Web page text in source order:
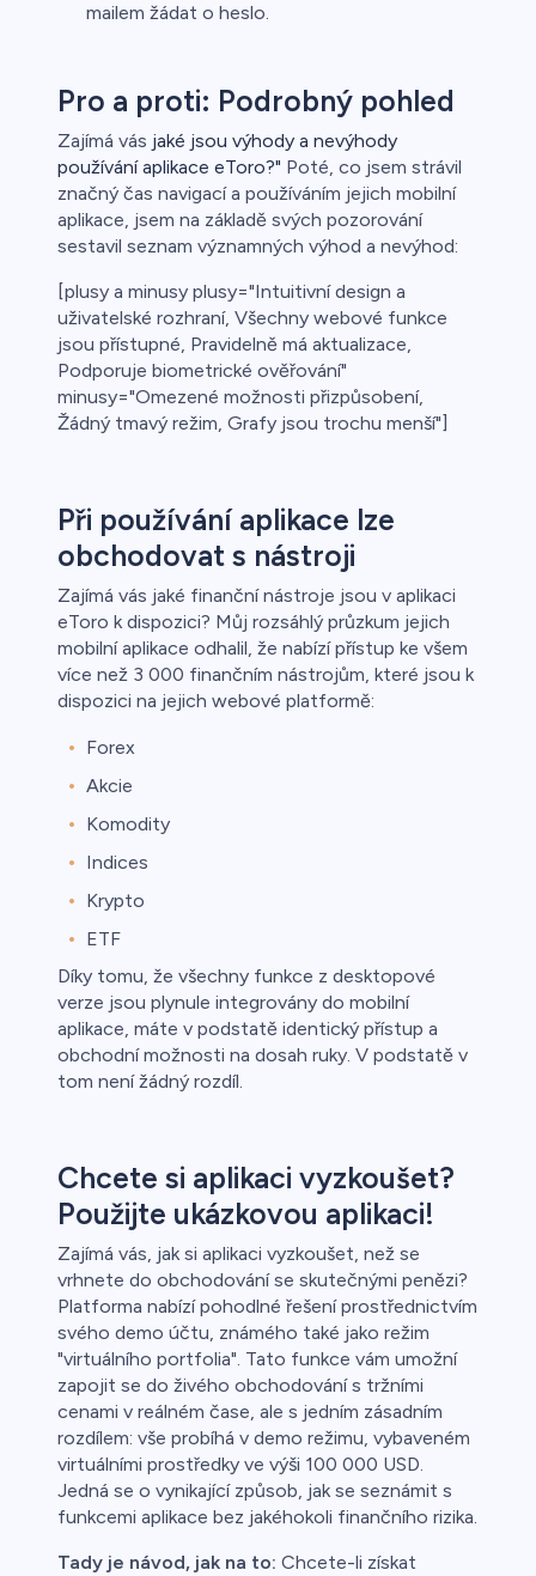
mailem žádat o heslo.
Pro a proti: Podrobný pohled
Zajímá vás jaké jsou výhody a nevýhody
používání aplikace eToro?" Poté, co jsem strávil
značný čas navigací a používáním jejich mobilní
aplikace, jsem na základě svých pozorování
sestavil seznam významných výhod a nevýhod:
[plusy a minusy plusy="Intuitivní design a
uživatelské rozhraní, Všechny webové funkce
jsou přístupné, Pravidelně má aktualizace,
Podporuje biometrické ověřování"
minusy="Omezené možnosti přizpůsobení,
Žádný tmavý režim, Grafy jsou trochu menší"]
Při používání aplikace lze
obchodovat s nástroji
Zajímá vás jaké finanční nástroje jsou v aplikaci
eToro k dispozici? Můj rozsáhlý průzkum jejich
mobilní aplikace odhalil, že nabízí přístup ke všem
více než 3 000 finančním nástrojům, které jsou k
dispozici na jejich webové platformě:
Forex
Akcie
Komodity
Indices
Krypto
ETF
Díky tomu, že všechny funkce z desktopové
verze jsou plynule integrovány do mobilní
aplikace, máte v podstatě identický přístup a
obchodní možnosti na dosah ruky. V podstatě v
tom není žádný rozdíl.
Chcete si aplikaci vyzkoušet?
Použijte ukázkovou aplikaci!
Zajímá vás, jak si aplikaci vyzkoušet, než se
vrhnete do obchodování se skutečnými penězi?
Platforma nabízí pohodlné řešení prostřednictvím
svého demo účtu, známého také jako režim
"virtuálního portfolia". Tato funkce vám umožní
zapojit se do živého obchodování s tržními
cenami v reálném čase, ale s jedním zásadním
rozdílem: vše probíhá v demo režimu, vybaveném
virtuálními prostředky ve výši 100 000 USD.
Jedná se o vynikající způsob, jak se seznámit s
funkcemi aplikace bez jakéhokoli finančního rizika.
Tady je návod, jak na to: Chcete-li získat